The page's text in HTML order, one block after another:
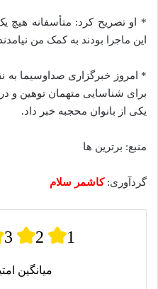
* او تصریح کرد: متأسفانه هیچ
این ماجرا بودند به کمک من
* امروز خبرگزاری صداوسیما به
برای شناسایی متهمان توهین و
یکی از بانوان محجبه خبر داد.
منبع: برترین ها
گردآوری:کاشمر سلام
3 2 1
میانگین